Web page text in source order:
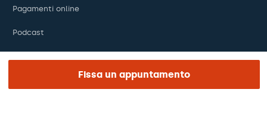
Fissa un appuntamento
Pagamenti online
Podcast
REGIONE E LINGUA